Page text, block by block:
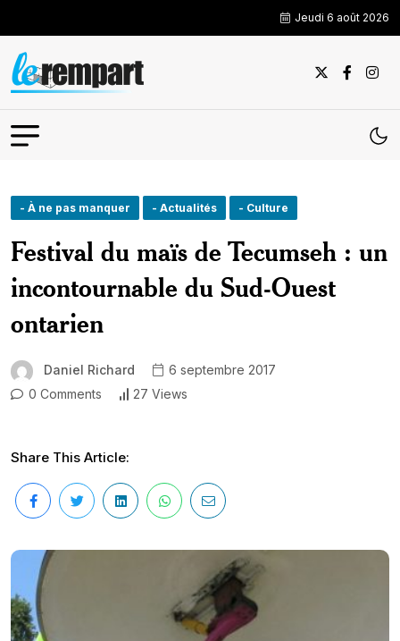
Jeudi 6 août 2026
- À ne pas manquer - Actualités - Culture
Festival du maïs de Tecumseh : un
incontournable du Sud-Ouest
ontarien
Daniel Richard
6 septembre 2017
0 Comments
27 Views
Share This Article: